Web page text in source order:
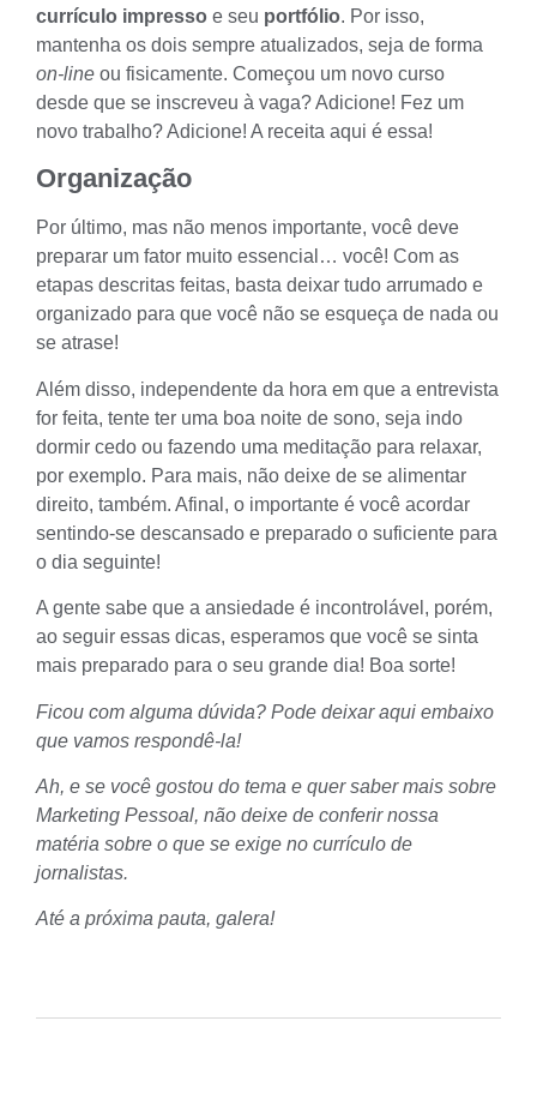
currículo impresso e seu portfólio. Por isso,
mantenha os dois sempre atualizados, seja de forma
on-line ou fisicamente. Começou um novo curso
desde que se inscreveu à vaga? Adicione! Fez um
novo trabalho? Adicione! A receita aqui é essa!
Organização
Por último, mas não menos importante, você deve
preparar um fator muito essencial… você! Com as
etapas descritas feitas, basta deixar tudo arrumado e
organizado para que você não se esqueça de nada ou
se atrase!
Além disso, independente da hora em que a entrevista
for feita, tente ter uma boa noite de sono, seja indo
dormir cedo ou fazendo uma meditação para relaxar,
por exemplo. Para mais, não deixe de se alimentar
direito, também. Afinal, o importante é você acordar
sentindo-se descansado e preparado o suficiente para
o dia seguinte!
A gente sabe que a ansiedade é incontrolável, porém,
ao seguir essas dicas, esperamos que você se sinta
mais preparado para o seu grande dia! Boa sorte!
Ficou com alguma dúvida? Pode deixar aqui embaixo
que vamos respondê-la!
Ah, e se você gostou do tema e quer saber mais sobre
Marketing Pessoal, não deixe de conferir nossa
matéria sobre o que se exige no currículo de
jornalistas.
Até a próxima pauta, galera!